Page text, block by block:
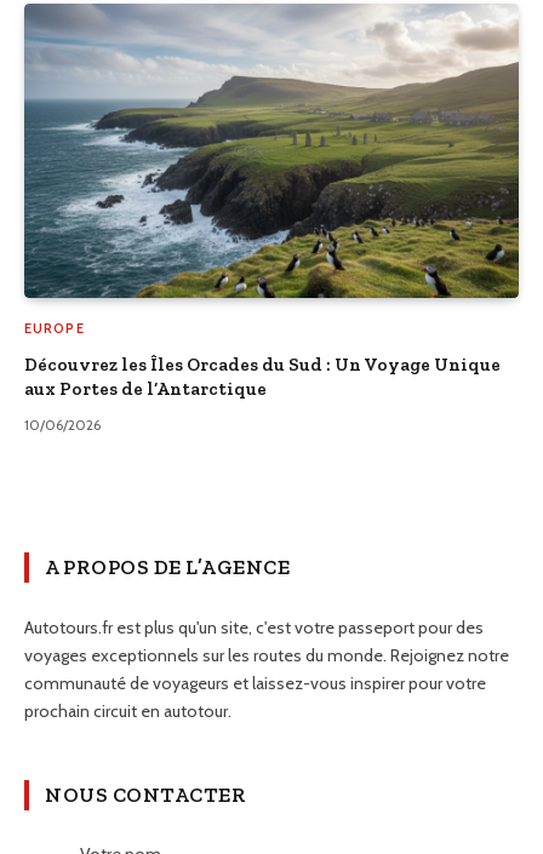
EUROPE
Découvrez les Îles Orcades du Sud : Un Voyage Unique
aux Portes de l’Antarctique
10/06/2026
A PROPOS DE L’AGENCE
Autotours.fr est plus qu'un site, c'est votre passeport pour des
voyages exceptionnels sur les routes du monde. Rejoignez notre
communauté de voyageurs et laissez-vous inspirer pour votre
prochain circuit en autotour.
NOUS CONTACTER